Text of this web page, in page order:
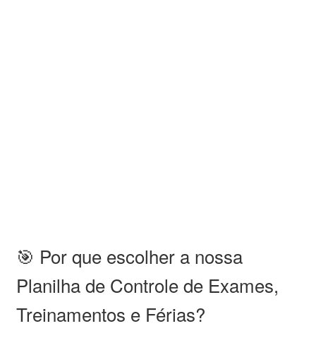
🎯 Por que escolher a nossa
Planilha de Controle de Exames,
Treinamentos e Férias?